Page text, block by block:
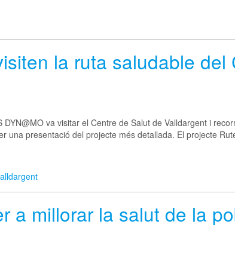
la ruta saludable del
va visitar el Centre de Salut de Valldargent i
presentació del projecte més detallada. El projecte
a millorar la salut de la